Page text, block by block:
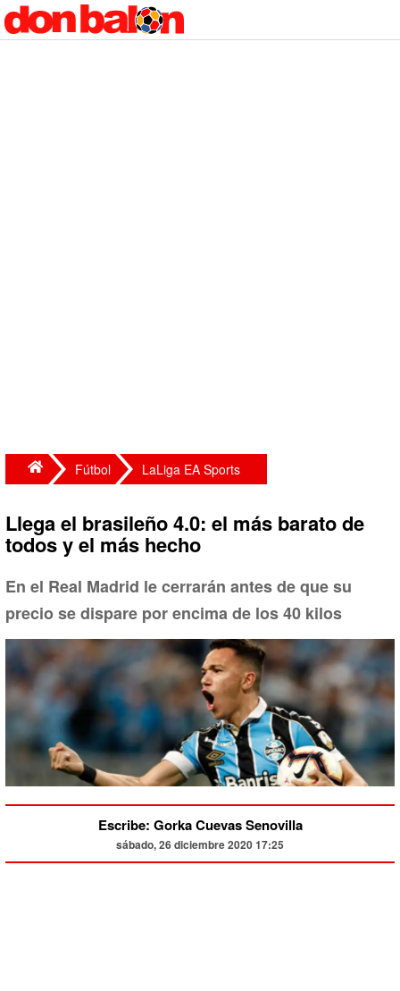
Fútbol LaLiga EA Sports
Llega el brasileño 4.0: el más barato de
todos y el más hecho
En el Real Madrid le cerrarán antes de que su
precio se dispare por encima de los 40 kilos
Escribe: Gorka Cuevas Senovilla
sábado, 26 diciembre 2020 17:25